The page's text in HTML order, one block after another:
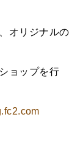
オリジナルの
ョップを行